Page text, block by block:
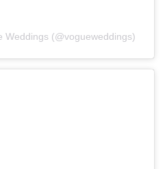
(@vogueweddings)